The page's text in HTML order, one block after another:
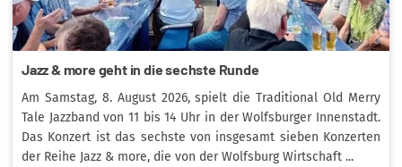
Jazz & more geht in die sechste Runde
Am Samstag, 8. August 2026, spielt die Traditional Old Merry
Tale Jazzband von 11 bis 14 Uhr in der Wolfsburger Innenstadt.
Das Konzert ist das sechste von insgesamt sieben Konzerten
der Reihe Jazz & more, die von der Wolfsburg Wirtschaft ...